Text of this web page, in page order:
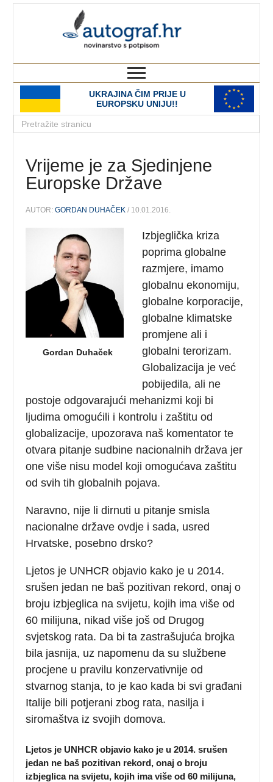
UKRAJINA ČIM PRIJE U
EUROPSKU UNIJU!!
Vrijeme je za Sjedinjene
Europske Države
AUTOR:GORDAN DUHAČEK / 10.01.2016.
Gordan Duhaček
Izbjeglička kriza
poprima globalne
razmjere, imamo
globalnu ekonomiju,
globalne korporacije,
globalne klimatske
promjene ali i
globalni terorizam.
Globalizacija je već
pobijedila, ali ne
postoje odgovarajući mehanizmi koji bi
ljudima omogućili i kontrolu i zaštitu od
globalizacije, upozorava naš komentator te
otvara pitanje sudbine nacionalnih država jer
one više nisu model koji omogućava zaštitu
od svih tih globalnih pojava.
Naravno, nije li dirnuti u pitanje smisla
nacionalne države ovdje i sada, usred
Hrvatske, posebno drsko?
Ljetos je UNHCR objavio kako je u 2014.
srušen jedan ne baš pozitivan rekord, onaj o
broju izbjeglica na svijetu, kojih ima više od
60 milijuna, nikad više još od Drugog
svjetskog rata. Da bi ta zastrašujuća brojka
bila jasnija, uz napomenu da su službene
procjene u pravilu konzervativnije od
stvarnog stanja, to je kao kada bi svi građani
Italije bili potjerani zbog rata, nasilja i
siromaštva iz svojih domova.
Ljetos je UNHCR objavio kako je u 2014. srušen
jedan ne baš pozitivan rekord, onaj o broju
izbjeglica na svijetu, kojih ima više od 60 milijuna,